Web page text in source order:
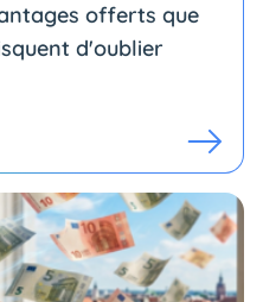
offerts que
d'oublier